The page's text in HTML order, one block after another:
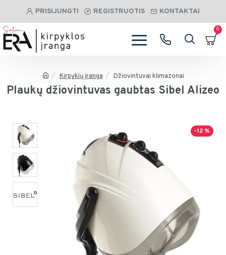
PRISIJUNGTI REGISTRUOTIS KONTAKTAI
0
Kirpyklų įranga Džiovintuvai klimazonai
Plaukų džiovintuvas gaubtas Sibel Alizeo
-12 %